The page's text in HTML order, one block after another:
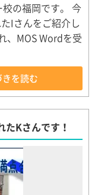
の福岡です。 今
Iさんをご紹介し
、MOS Wordを受
きを読む
Kさんです！